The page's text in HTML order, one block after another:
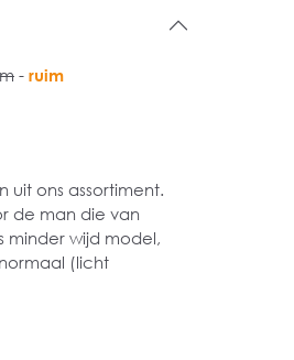
- ruim
uit ons assortiment.
de man die van
minder wijd model,
(licht